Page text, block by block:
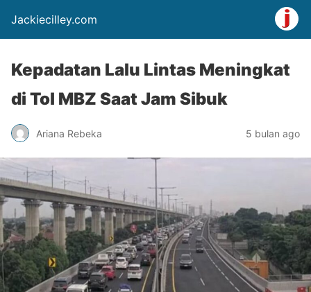
Jackiecilley.com
Kepadatan Lalu Lintas Meningkat
di Tol MBZ Saat Jam Sibuk
Ariana Rebeka 5 bulan ago